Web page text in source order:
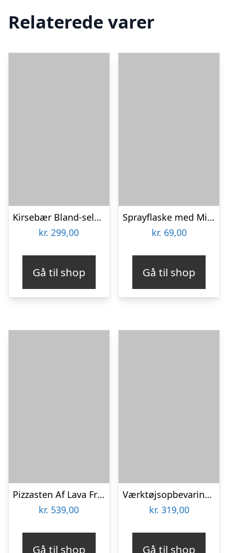
Relaterede varer
Kirsebær Bland-selv slik i kasser 2,4 kg
kr. 299,00
Gå til shop
Sprayflaske med Mist
kr. 69,00
Gå til shop
Pizzasten Af Lava Fra Etna
kr. 539,00
Gå til shop
Værktøjsopbevaring til spand
kr. 319,00
Gå til shop